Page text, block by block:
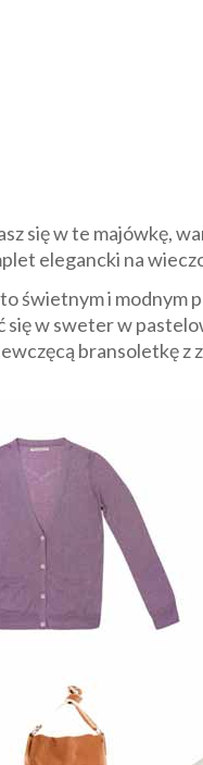
się w te majówkę,
elegancki na
świetnym i modnym
w sweter w
bransoletkę z